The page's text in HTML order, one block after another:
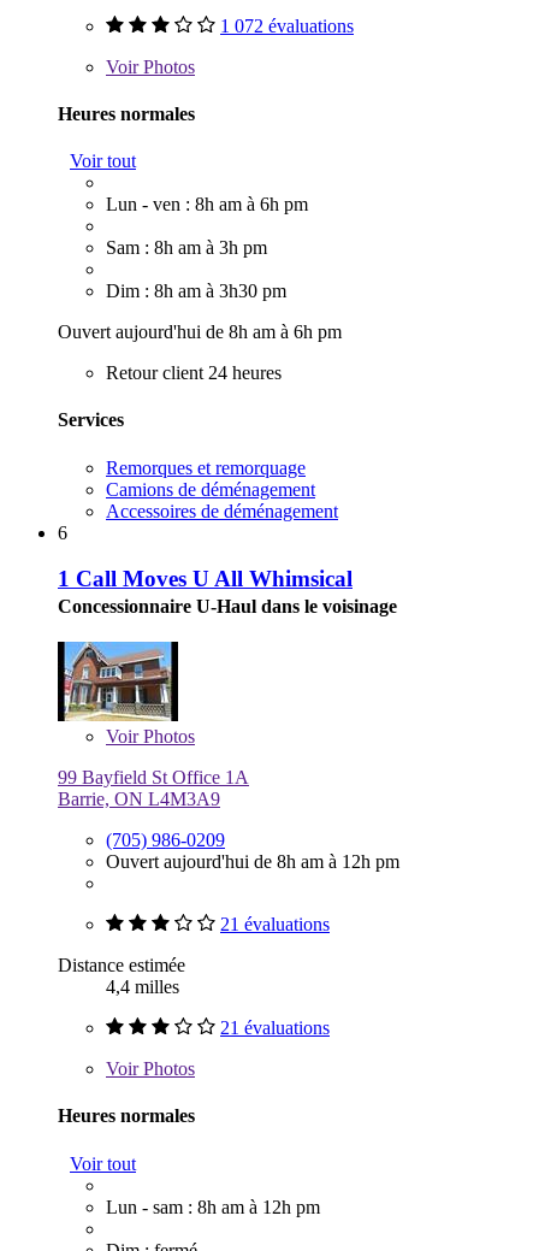
1 072 évaluations
VoirPhotos
Heures normales
Voir tout
Lun - ven : 8h am à 6h pm
Sam : 8h am à 3h pm
Dim : 8h am à 3h30 pm
Ouvert aujourd'hui de 8h am à 6h pm
Retour client 24 heures
Services
Remorques et remorquage
Camions de déménagement
Accessoires de déménagement
6
1 Call Moves U All Whimsical
Concessionnaire U-Haul dans le voisinage
VoirPhotos
99 Bayfield St Office 1A
Barrie, ON L4M3A9
(705) 986-0209
Ouvert aujourd'hui de 8h am à 12h pm
21 évaluations
Distance estimée
4,4 milles
21 évaluations
VoirPhotos
Heures normales
Voir tout
Lun - sam : 8h am à 12h pm